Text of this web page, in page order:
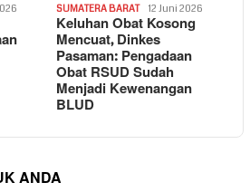
SUMATERA BARAT 12 Juni 2026
Keluhan Obat Kosong
Mencuat, Dinkes
Pasaman: Pengadaan
Obat RSUD Sudah
Menjadi Kewenangan
BLUD
ANDA